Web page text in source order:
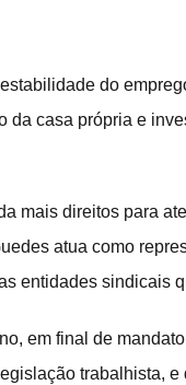
do
da casa própria e
mais direitos para
atua como
entidades sindicais
em final de
trabalhista,